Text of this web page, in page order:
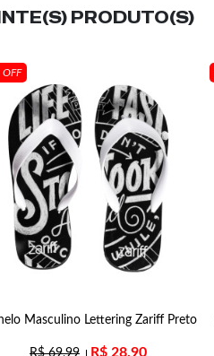
PRODUTO(S)
OFF
Masculino Lettering Zariff Preto
R$69,99 R$ 28,90